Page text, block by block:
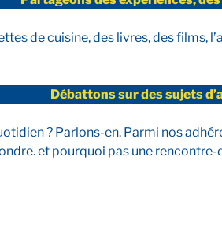
de cuisine, des livres, des films,
Débattons sur des sujets
? Parlons-en. Parmi nos
et pourquoi pas une rencontre-